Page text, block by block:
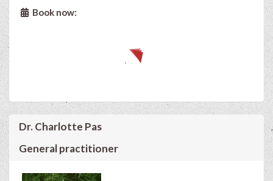
Book now:
Dr. Charlotte Pas
General practitioner